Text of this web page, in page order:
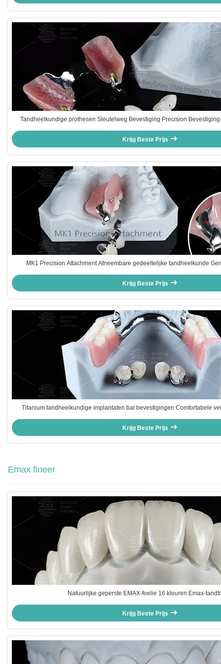
Tandheelkundige prothesen Sleutelweg Bevestiging Precision
Krijg Beste Prijs
MK1 Precision Attachment Afneembare gedeeltelijke tandheelkunde
Krijg Beste Prijs
Titanium tandheelkundige implantaten bal bevestigingen Comfortabele
Krijg Beste Prijs
Emax fineer
Natuurlijke geperste EMAX-foelie 16 kleuren Emax-
Krijg Beste Prijs